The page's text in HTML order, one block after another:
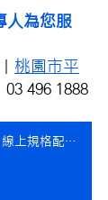
人為您服
桃園市平
03 496 1888
BMW R 1250 GS Adventure 線上規格配備表